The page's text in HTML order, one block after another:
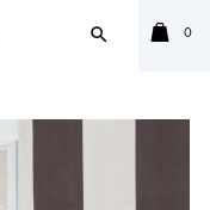
search 0